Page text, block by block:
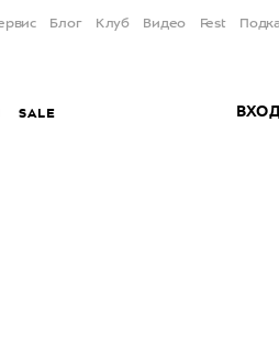
Блог Клуб Видео Fest
SALE